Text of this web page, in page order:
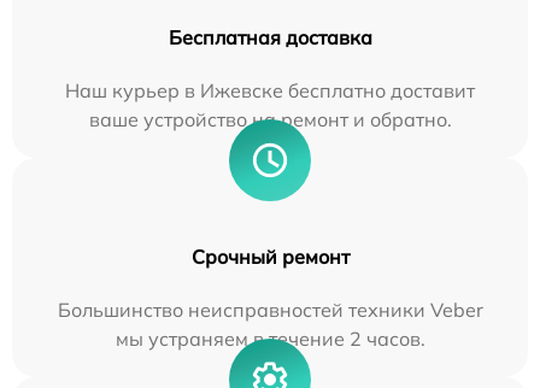
Бесплатная доставка
Наш курьер в Ижевске бесплатно доставит
ваше устройство на ремонт и обратно.
Срочный ремонт
Большинство неисправностей техники Veber
мы устраняем в течение 2 часов.